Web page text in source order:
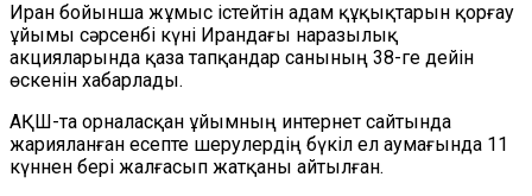
Иран бойынша жұмыс істейтін адам құқықтарын қорғау
ұйымы сәрсенбі күні Ирандағы наразылық
акцияларында қаза тапқандар санының 38-ге дейін
өскенін хабарлады.
АҚШ-та орналасқан ұйымның интернет сайтында
жарияланған есепте шерулердің бүкіл ел аумағында 11
күннен бері жалғасып жатқаны айтылған.